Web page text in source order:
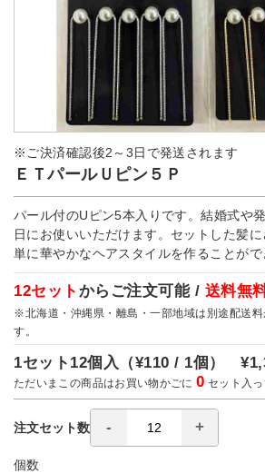
※ご決済確認後2～3日で発送されます
ＥＴパールＵピン５Ｐ
パール付のUピン5本入りです。結婚式や
日にお使いいただけます。セットした髪
単に華やかなヘアスタイルを作ることがで
12セット からご注文可能 / 送料無
※北海道・沖縄県・離島・一部地域は別途配送料
す。
1セット12個入（¥110 / 1個）
ただいまこの商品はお買い物かごに0 セット入
注文セット数
個数